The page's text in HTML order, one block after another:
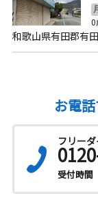
0
和歌山県有田郡有
お電
フリー
受付時間